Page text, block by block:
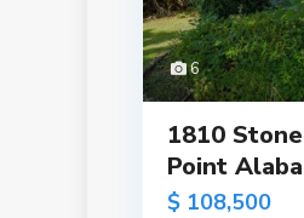
6
1810
Point
$ 108,500